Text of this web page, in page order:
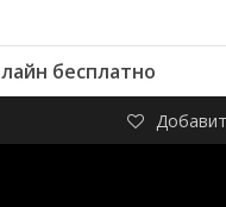
бесплатно